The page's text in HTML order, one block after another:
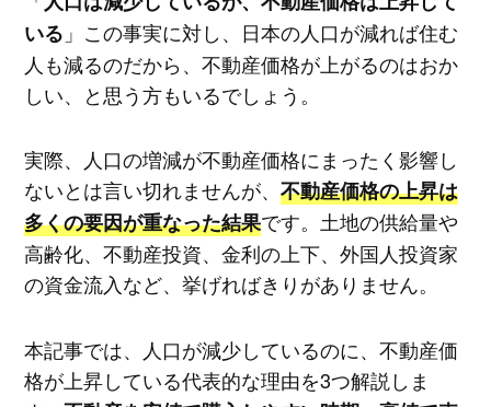
いる 」この事実に対し、日本の人口が減れば住む
人も減るのだから、不動産価格が上がるのはおか
しい、と思う方もいるでしょう。
実際、人口の増減が不動産価格にまったく影響し
ないとは言い切れませんが、 不動産価格の上昇は
多くの要因が重なった結果です。土地の供給量や
高齢化、不動産投資、金利の上下、外国人投資家
の資金流入など、挙げればきりがありません。
本記事では、人口が減少しているのに、不動産価
格が上昇している代表的な理由を3つ解説しま